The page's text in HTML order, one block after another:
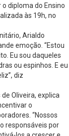
diploma do Ensino
às 19h, no
Arialdo
emoção. “Estou
Eu sou daqueles
ou espinhos. E eu
diz
Oliveira, explica
o
“Nossos
responsáveis por